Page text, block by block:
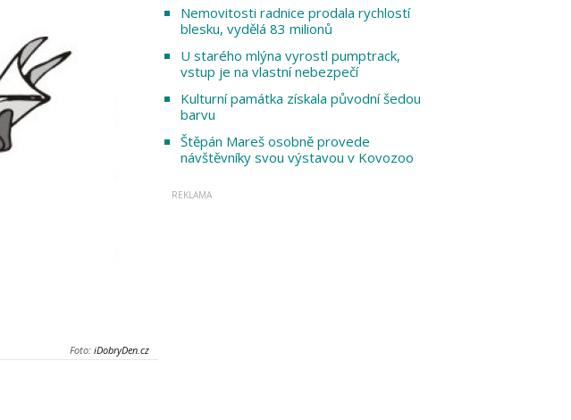
Foto: iDobryDen.cz
Nemovitosti radnice prodala rychlostí
blesku, vydělá 83 milionů
U starého mlýna vyrostl pumptrack,
vstup je na vlastní nebezpečí
Kulturní památka získala původní šedou
barvu
Štěpán Mareš osobně provede
návštěvníky svou výstavou v Kovozoo